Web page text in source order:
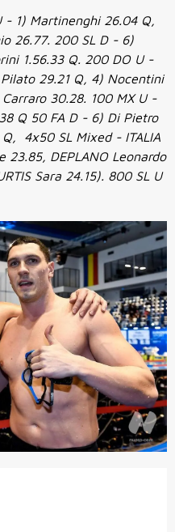
1) Martinenghi 26.04 Q,
26.77. 200 SL D - 6)
1.56.33 Q. 200 DO U -
29.21 Q, 4) Nocentini
30.28. 100 MX U -
Q 50 FA D - 6) Di Pietro
4x50 SL Mixed - ITALIA
23.85, DEPLANO Leonardo
Sara 24.15). 800 SL U